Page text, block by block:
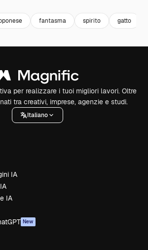
fantasma spirito gatto
per realizzare i tuoi migliori lavori. Oltre
tra creativi, imprese, agenzie e studi.
Italiano
IA
IA
New